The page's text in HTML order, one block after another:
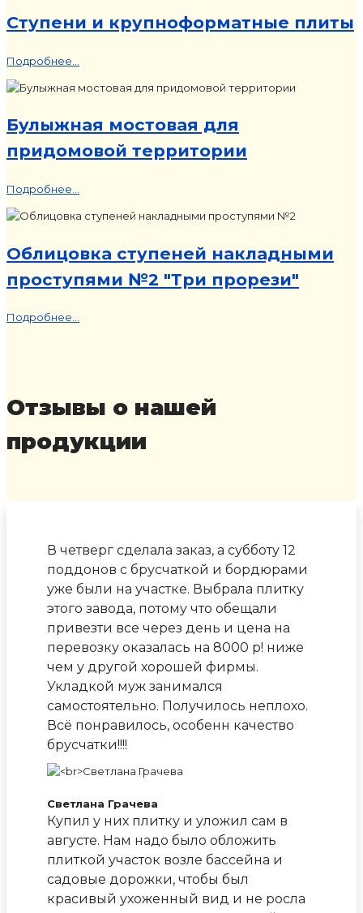
Ступени и крупноформатные плиты
Подробнее...
Булыжная мостовая для
придомовой территории
Подробнее...
Облицовка ступеней накладными
проступями №2 "Три прорези"
Подробнее...
Отзывы о нашей
продукции
В четверг сделала заказ, а субботу 12
поддонов с брусчаткой и бордюрами
уже были на участке. Выбрала плитку
этого завода, потому что обещали
привезти все через день и цена на
перевозку оказалась на 8000 р! ниже
чем у другой хорошей фирмы.
Укладкой муж занимался
самостоятельно. Получилось неплохо.
Всё понравилось, особенн качество
брусчатки!!!!
Светлана Грачева
Купил у них плитку и уложил сам в
августе. Нам надо было обложить
плиткой участок возле бассейна и
садовые дорожки, чтобы был
красивый ухоженный вид и не росла